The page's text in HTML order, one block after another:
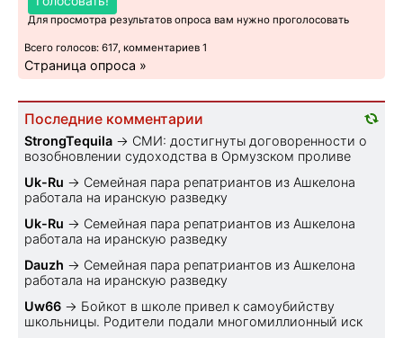
Для просмотра результатов опроса вам нужно проголосовать
Всего голосов: 617, комментариев 1
Страница опроса »
Последние комментарии
StrongTequila → СМИ: достигнуты договоренности о
возобновлении судоходства в Ормузском проливе
Uk-Ru → Семейная пара репатриантов из Ашкелона
работала на иранскую разведку
Uk-Ru → Семейная пара репатриантов из Ашкелона
работала на иранскую разведку
Dauzh → Семейная пара репатриантов из Ашкелона
работала на иранскую разведку
Uw66 → Бойкот в школе привел к самоубийству
школьницы. Родители подали многомиллионный иск